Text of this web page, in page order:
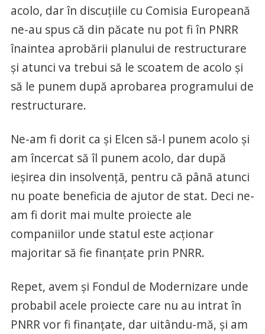
acolo, dar în discuţiile cu Comisia Europeană
ne-au spus că din păcate nu pot fi în PNRR
înaintea aprobării planului de restructurare
şi atunci va trebui să le scoatem de acolo şi
să le punem după aprobarea programului de
restructurare.
Ne-am fi dorit ca şi Elcen să-l punem acolo şi
am încercat să îl punem acolo, dar după
ieşirea din insolvenţă, pentru că până atunci
nu poate beneficia de ajutor de stat. Deci ne-
am fi dorit mai multe proiecte ale
companiilor unde statul este acţionar
majoritar să fie finanţate prin PNRR.
Repet, avem şi Fondul de Modernizare unde
probabil acele proiecte care nu au intrat în
PNRR vor fi finanţate, dar uitându-mă, şi am